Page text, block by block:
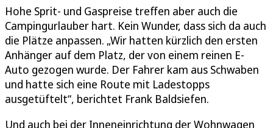
Hohe Sprit- und Gaspreise treffen aber auch die
Campingurlauber hart. Kein Wunder, dass sich da auch
die Plätze anpassen. „Wir hatten kürzlich den ersten
Anhänger auf dem Platz, der von einem reinen E-
Auto gezogen wurde. Der Fahrer kam aus Schwaben
und hatte sich eine Route mit Ladestopps
ausgetüftelt“, berichtet Frank Baldsiefen.
Und auch bei der Inneneinrichtung der Wohnwagen